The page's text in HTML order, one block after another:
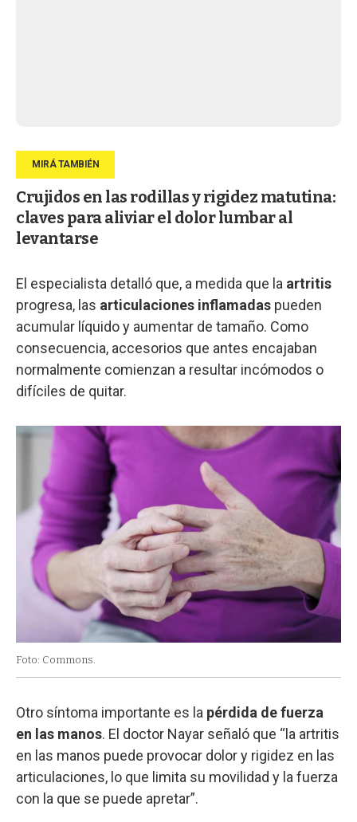
Crujidos en las rodillas y rigidez matutina:
claves para aliviar el dolor lumbar al
levantarse
El especialista detalló que, a medida que la artritis
progresa, las articulaciones inflamadas pueden
acumular líquido y aumentar de tamaño. Como
consecuencia, accesorios que antes encajaban
normalmente comienzan a resultar incómodos o
difíciles de quitar.
Foto: Commons.
Otro síntoma importante es la pérdida de fuerza
en las manos. El doctor Nayar señaló que “la artritis
en las manos puede provocar dolor y rigidez en las
articulaciones, lo que limita su movilidad y la fuerza
con la que se puede apretar”.